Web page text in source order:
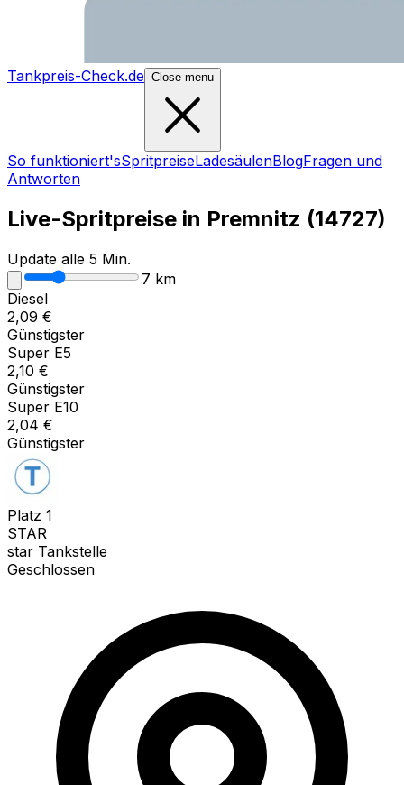
Tankpreis-Check.de Close menu
So funktioniert'sSpritpreiseLadesäulenBlogFragen und
Antworten
Live-Spritpreise in Premnitz (14727)
Update alle 5 Min.
7 km
Diesel
2,09 €
Günstigster
Super E5
2,10 €
Günstigster
Super E10
2,04 €
Günstigster
Platz 1
STAR
star Tankstelle
Geschlossen